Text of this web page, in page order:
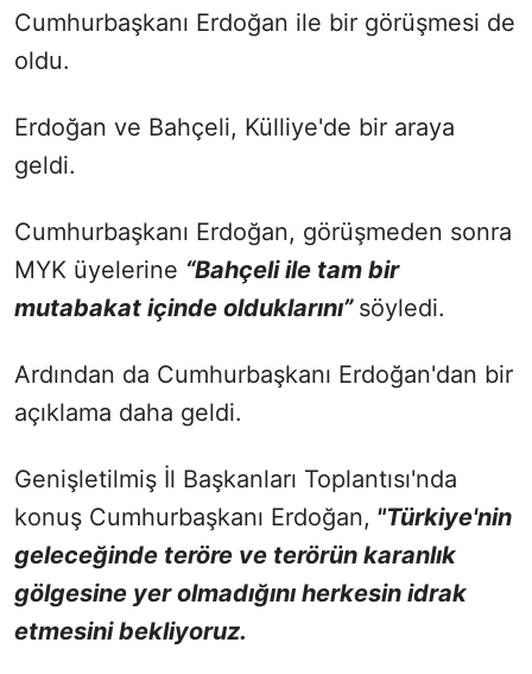
Cumhurbaşkanı Erdoğan ile bir görüşmesi de
oldu.
Erdoğan ve Bahçeli, Külliye'de bir araya
geldi.
Cumhurbaşkanı Erdoğan, görüşmeden sonra
MYK üyelerine “Bahçeli ile tam bir
mutabakat içinde olduklarını” söyledi.
Ardından da Cumhurbaşkanı Erdoğan'dan bir
açıklama daha geldi.
Genişletilmiş İl Başkanları Toplantısı'nda
konuş Cumhurbaşkanı Erdoğan, "Türkiye'nin
geleceğinde teröre ve terörün karanlık
gölgesine yer olmadığını herkesin idrak
etmesini bekliyoruz.